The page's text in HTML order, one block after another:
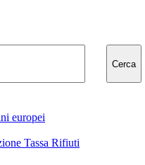
Cerca
europei
Tassa Rifiuti